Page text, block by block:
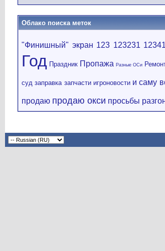
Облако поиска меток
"Финишный" экран 123 123231
Год Праздник Пропажа Разные ОСи
суд заправка запчасти игроновости и саму
продаю продаю окси просьбы